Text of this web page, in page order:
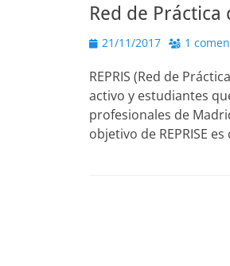
Red de
Publicado
21/11/2017 1
REPRIS (Red de
activo y estudiantes
profesionales de
objetivo de REPRISE